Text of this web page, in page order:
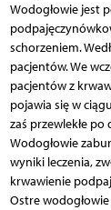
Wodogłowie jest
schorzeniem.
pacjentów. We
pacjentów z
pojawia się w
zaś przewlekłe
Wodogłowie
wyniki leczenia,
krwawienie
Ostre